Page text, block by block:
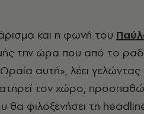
και η φωνή του
την ώρα που από το
αυτή», λέει
τον χώρο,
θα φιλοξενήσει τη